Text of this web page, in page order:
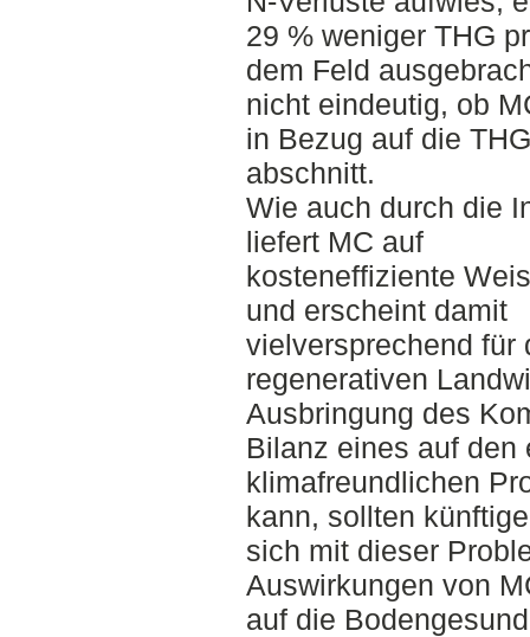
29 % weniger THG
dem Feld
nicht eindeutig, ob
in Bezug auf die
abschnitt.
Wie auch durch die
liefert MC auf
kosteneffiziente
und erscheint damit
vielversprechend für
regenerativen
Ausbringung des
Bilanz eines auf den
klimafreundlichen
kann, sollten
sich mit dieser
Auswirkungen von
auf die